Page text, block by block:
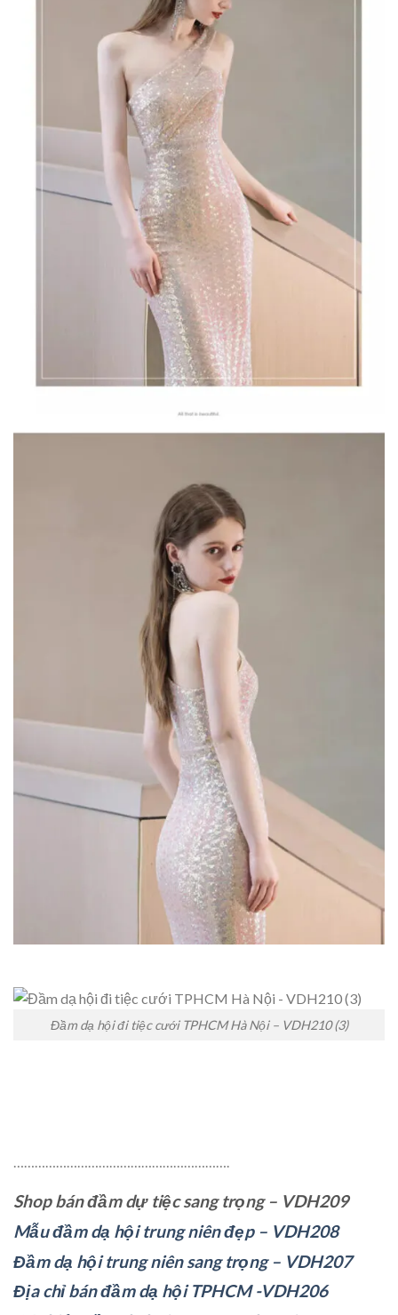
Đầm dạ hội đi tiệc cưới TPHCM Hà Nội – VDH210 (3)
Shop bán đầm dự tiệc sang trọng – VDH209
Mẫu đầm dạ hội trung niên đẹp – VDH208
Đầm dạ hội trung niên sang trọng – VDH207
Địa chỉ bán đầm dạ hội TPHCM -VDH206